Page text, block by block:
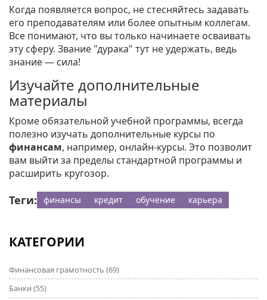
Когда появляется вопрос, не стесняйтесь задавать
его преподавателям или более опытным коллегам.
Все понимают, что вы только начинаете осваивать
эту сферу. Звание "дурака" тут не удержать, ведь
знание — сила!
Изучайте дополнительные
материалы
Кроме обязательной учебной программы, всегда
полезно изучать дополнительные курсы по
финансам, например, онлайн-курсы. Это позволит
вам выйти за пределы стандартной программы и
расширить кругозор.
Теги: финансы кредит обучение карьера
КАТЕГОРИИ
Финансовая грамотность (69)
Банки (55)